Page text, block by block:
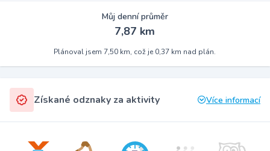
Můj denní průměr
7,87 km
Plánoval jsem 7,50 km, což je 0,37 km nad plán.
Získané odznaky za aktivity Více informací